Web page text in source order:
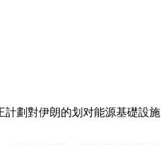
劃對伊朗的划对能源基礎設